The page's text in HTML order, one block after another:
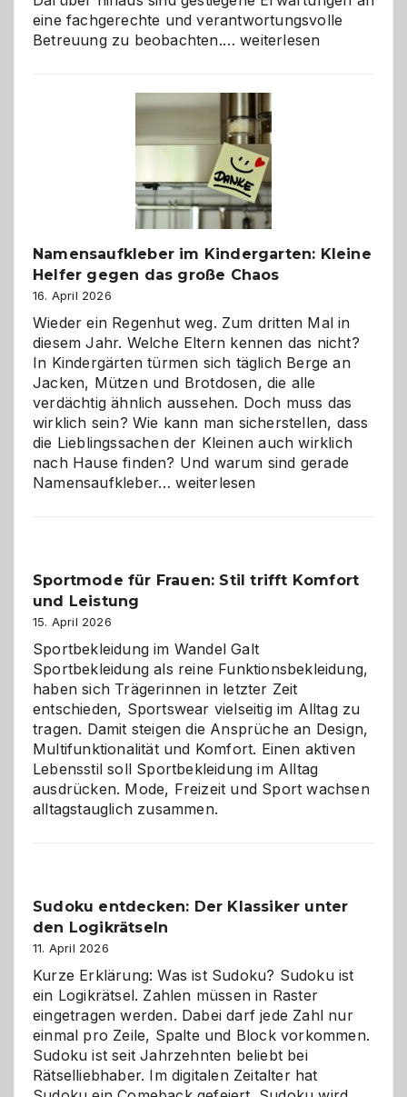
eine fachgerechte und verantwortungsvolle
Betreuung zu beobachten.…Betreuung
wann
ist
eine
Hundepension
die
richtige
weiterlesen
Namensaufkleber im Kindergarten: Kleine
Helfer gegen das große Chaos
16. April 2026
Wieder ein Regenhut weg. Zum dritten Mal in
diesem Jahr. Welche Eltern kennen das nicht?
In Kindergärten türmen sich täglich Berge an
Jacken, Mützen und Brotdosen, die alle
verdächtig ähnlich aussehen. Doch muss das
wirklich sein? Wie kann man sicherstellen, dass
die Lieblingssachen der Kleinen auch wirklich
nach Hause finden? Und warum sind gerade
Namensaufkleber…Namensaufkleber
gegen
Chaos
weiterlesen
Sportmode für Frauen: Stil trifft Komfort
und Leistung
15. April 2026
Sportbekleidung im Wandel Galt
Sportbekleidung als reine Funktionsbekleidung,
haben sich Trägerinnen in letzter Zeit
entschieden, Sportswear vielseitig im Alltag zu
tragen. Damit steigen die Ansprüche an Design,
Multifunktionalität und Komfort. Einen aktiven
Lebensstil soll Sportbekleidung im Alltag
ausdrücken. Mode, Freizeit und Sport wachsen
alltagstauglich zusammen.
Sudoku entdecken: Der Klassiker unter
den Logikrätseln
11. April 2026
Kurze Erklärung: Was ist Sudoku? Sudoku ist
ein Logikrätsel. Zahlen müssen in Raster
eingetragen werden. Dabei darf jede Zahl nur
einmal pro Zeile, Spalte und Block vorkommen.
Sudoku ist seit Jahrzehnten beliebt bei
Rätselliebhaber. Im digitalen Zeitalter hat